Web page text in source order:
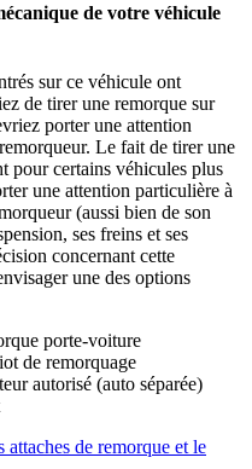
de votre véhicule
sur ce véhicule ont
de tirer une remorque sur
porter une attention
Le fait de tirer une
pour certains véhicules plus
une attention particulière à
(aussi bien de son
ses freins et ses
concernant cette
une des options
porte-voiture
de remorquage
autorisé (auto séparée)
de remorque et le